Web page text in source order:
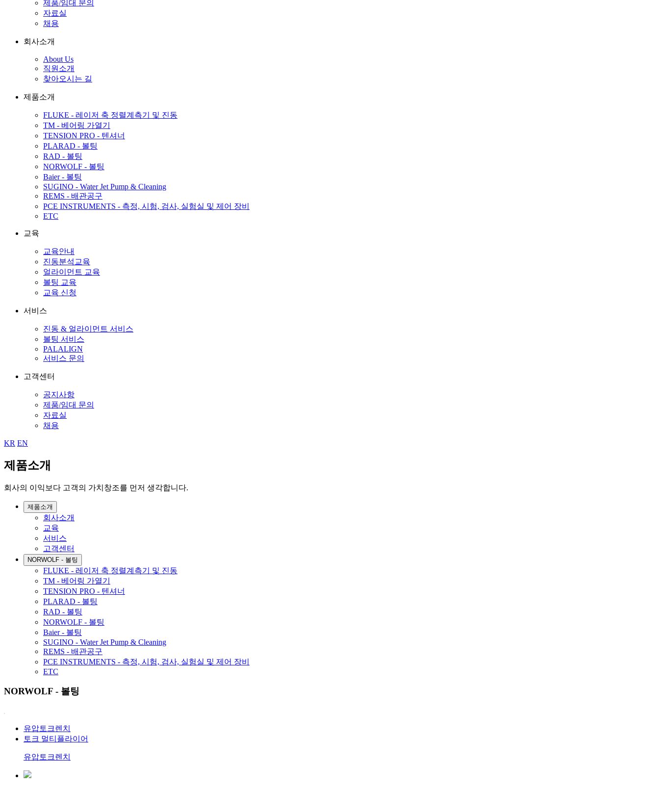
제품/임대 문의
자료실
채용
회사소개
About Us
직원소개
찾아오시는 길
제품소개
FLUKE - 레이저 축 정렬계측기 및 진동
TM - 베어링 가열기
TENSION PRO - 텐셔너
PLARAD - 볼팅
RAD - 볼팅
NORWOLF - 볼팅
Baier - 볼팅
SUGINO - Water Jet Pump & Cleaning
REMS - 배관공구
PCE INSTRUMENTS - 측정, 시험, 검사, 실험실 및 제어 장비
ETC
교육
교육안내
진동분석교육
얼라이먼트 교육
볼팅 교육
교육 신청
서비스
진동 & 얼라이먼트 서비스
볼팅 서비스
PALALIGN
서비스 문의
고객센터
공지사항
제품/임대 문의
자료실
채용
KR EN
제품소개
회사의 이익보다 고객의 가치창조를 먼저 생각합니다.
제품소개
회사소개
교육
서비스
고객센터
NORWOLF - 볼팅
FLUKE - 레이저 축 정렬계측기 및 진동
TM - 베어링 가열기
TENSION PRO - 텐셔너
PLARAD - 볼팅
RAD - 볼팅
NORWOLF - 볼팅
Baier - 볼팅
SUGINO - Water Jet Pump & Cleaning
REMS - 배관공구
PCE INSTRUMENTS - 측정, 시험, 검사, 실험실 및 제어 장비
ETC
NORWOLF - 볼팅
유압토크렌치
토크 멀티플라이어
유압토크렌치